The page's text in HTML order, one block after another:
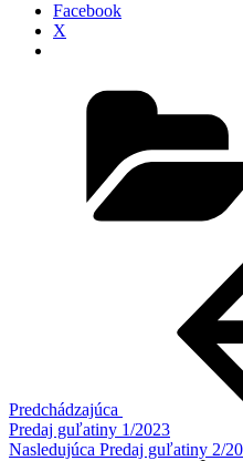
Facebook
X
Predchádzajúca
Predaj guľatiny 1/2023
Ďalší
Nasledujúca Predaj guľatiny 2/